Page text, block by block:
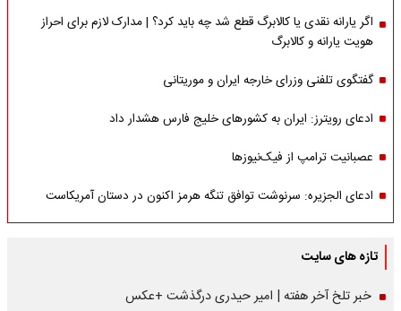
اگر یارانه نقدی یا کالابرگ قطع شد چه باید کرد؟ | مدارک لازم برای احراز
هویت یارانه و کالابرگ
گفتگوی تلفنی وزرای خارجه ایران و موریتانی
ادعای رویترز: ایران به کشورهای خلیج فارس هشدار داد
عصبانیت ترامپ از فیک‌نیوزها
ادعای الجزیره: سرنوشت توافق تنگه هرمز اکنون در دستان آمریکاست
تازه های سایت
خبر تلخ آخر هفته | امیر حیدری درگذشت +عکس